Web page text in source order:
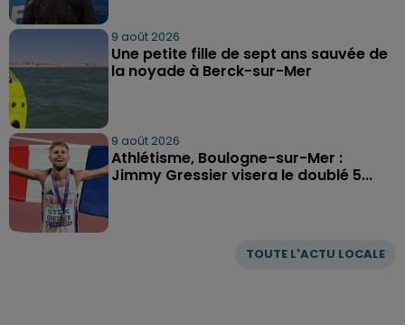
TOUTE L'ACTU LOCALE
9 août 2026
Une petite fille de sept ans sauvée de
la noyade à Berck-sur-Mer
9 août 2026
Athlétisme, Boulogne-sur-Mer :
Jimmy Gressier visera le doublé 5...